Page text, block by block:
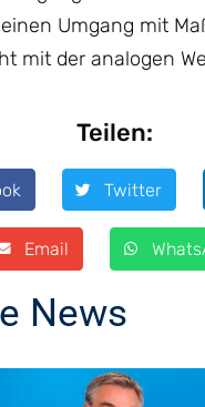
Umgang mit
mit der analogen
Teilen:
Twitter
Email
News